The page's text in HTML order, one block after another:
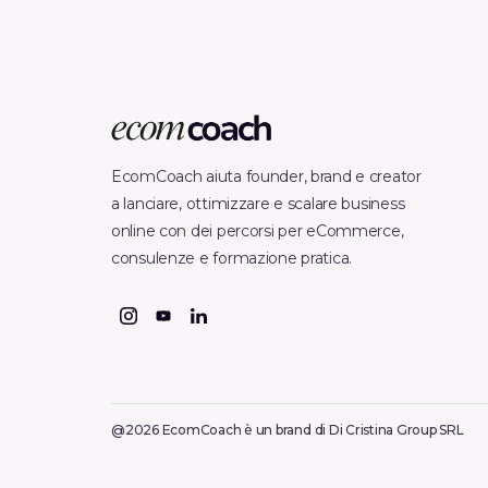
EcomCoach aiuta founder, brand e creator
a lanciare, ottimizzare e scalare business
online con dei percorsi per eCommerce,
consulenze e formazione pratica.
@2026 EcomCoach è un brand di Di Cristina Group SRL